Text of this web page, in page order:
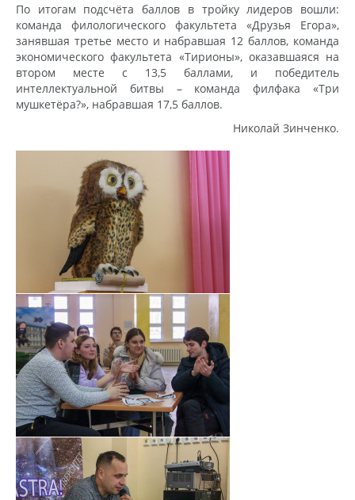
По итогам подсчёта баллов в тройку лидеров вошли:
команда филологического факультета «Друзья Егора»,
занявшая третье место и набравшая 12 баллов, команда
экономического факультета «Тирионы», оказавшаяся на
втором месте с 13,5 баллами, и победитель
интеллектуальной битвы – команда филфака «Три
мушкетёра?», набравшая 17,5 баллов.
Николай Зинченко.